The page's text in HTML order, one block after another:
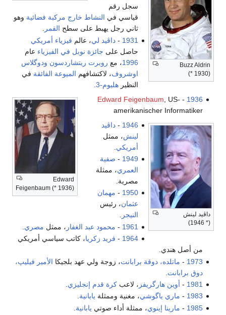
Buzz Aldrin
(* 1930)
سجل رقم
قياسي في النشاط خارج مركبة فضائية وهو
ثاني رجل يهبط على سطح القمر .
1931
- داڤيد لي، عالم فيزياء أمريكي
حاصل على جائزة نوبل في الفيزياء عام
1996، مع روبرت ريتشاردسون ودوگلاس
اوشروف، لاكتشافهم الميوعة الفائقة في
النظير هليوم-3 .
Edward
Feigenbaum (* 1936)
1936
-
Edward Feigenbaum , US-
amerikanischer Informatiker
داڤيد لينش
(* 1946)
1946
- داڤيد
لينش، ممثل
أمريكي
1949
- صفية
العمري، ممثلة
مصرية.
1950
- مهمان
عثمان، رئيس
النيجر .
1961
- محمود عبد الغفار ، ممثل مصري
1964
- فريد زكريا، كاتب سياسي أمريكي
من أصل هندي.
1973
- ماتلده، دوقة برابانت، زوجة ولي عهد بلجيكا الأمير فيليپ،
دوق برابانت
1981
- أوين هارگريفز ، لاعبكرة قدم إنجليزي
1983
- ماري ياگوشي، مغنية وممثلة يابانية.
1985
- مارينا إينوي، ممثلة أداء صوتي يابانية